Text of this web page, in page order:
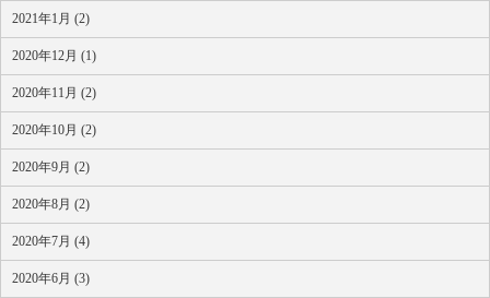
2021年1月 (2)
2020年12月 (1)
2020年11月 (2)
2020年10月 (2)
2020年9月 (2)
2020年8月 (2)
2020年7月 (4)
2020年6月 (3)